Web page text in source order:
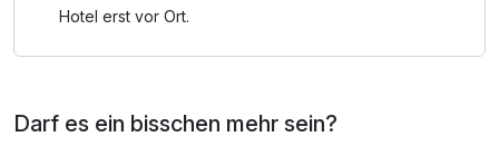
Hotel erst vor Ort.
Darf es ein bisschen mehr sein?